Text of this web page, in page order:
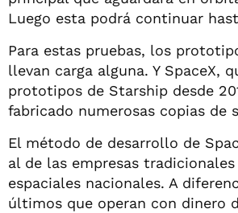
Luego esta podrá continuar
Para estas pruebas, los
llevan carga alguna. Y SpaceX,
prototipos de Starship desde
fabricado numerosas copias de
El método de desarrollo de
al de las empresas
espaciales nacionales. A
últimos que operan con dinero